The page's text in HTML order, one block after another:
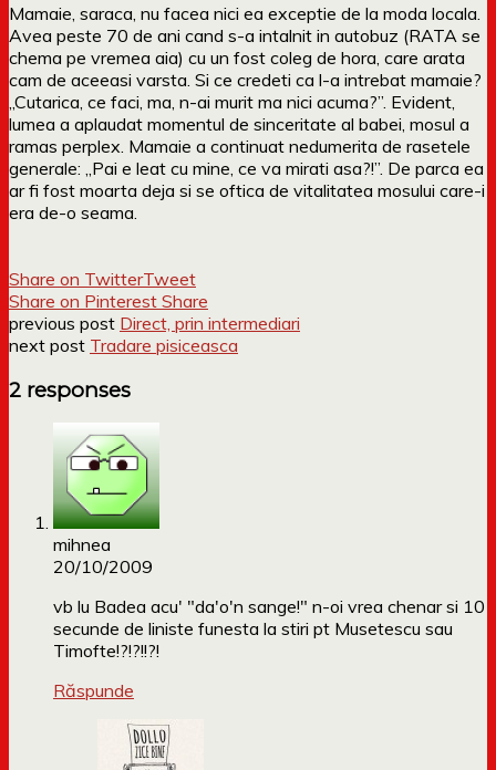
Mamaie, saraca, nu facea nici ea exceptie de la moda locala.
Avea peste 70 de ani cand s-a intalnit in autobuz (RATA se
chema pe vremea aia) cu un fost coleg de hora, care arata
cam de aceeasi varsta. Si ce credeti ca l-a intrebat mamaie?
„Cutarica, ce faci, ma, n-ai murit ma nici acuma?”. Evident,
lumea a aplaudat momentul de sinceritate al babei, mosul a
ramas perplex. Mamaie a continuat nedumerita de rasetele
generale: „Pai e leat cu mine, ce va mirati asa?!”. De parca ea
ar fi fost moarta deja si se oftica de vitalitatea mosului care-i
era de-o seama.
Share on TwitterTweet
Share on Pinterest Share
previous post Direct, prin intermediari
next post Tradare pisiceasca
2 responses
mihnea
20/10/2009
vb lu Badea acu' "da'o'n sange!" n-oi vrea chenar si 10
secunde de liniste funesta la stiri pt Musetescu sau
Timofte!?!?!!?!
Răspunde